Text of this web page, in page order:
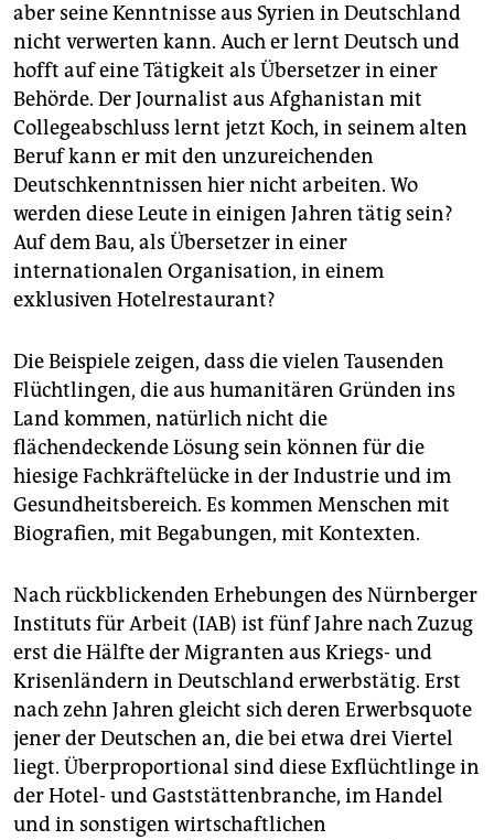
aber seine Kenntnisse aus Syrien in Deutschland
nicht verwerten kann. Auch er lernt Deutsch und
hofft auf eine Tätigkeit als Übersetzer in einer
Behörde. Der Journalist aus Afghanistan mit
Collegeabschluss lernt jetzt Koch, in seinem alten
Beruf kann er mit den unzureichenden
Deutschkenntnissen hier nicht arbeiten. Wo
werden diese Leute in einigen Jahren tätig sein?
Auf dem Bau, als Übersetzer in einer
internationalen Organisation, in einem
exklusiven Hotelrestaurant?
Die Beispiele zeigen, dass die vielen Tausenden
Flüchtlingen, die aus humanitären Gründen ins
Land kommen, natürlich nicht die
flächendeckende Lösung sein können für die
hiesige Fachkräftelücke in der Industrie und im
Gesundheitsbereich. Es kommen Menschen mit
Biografien, mit Begabungen, mit Kontexten.
Nach rückblickenden Erhebungen des Nürnberger
Instituts für Arbeit (IAB) ist fünf Jahre nach Zuzug
erst die Hälfte der Migranten aus Kriegs- und
Krisenländern in Deutschland erwerbstätig. Erst
nach zehn Jahren gleicht sich deren Erwerbsquote
jener der Deutschen an, die bei etwa drei Viertel
liegt. Überproportional sind diese Exflüchtlinge in
der Hotel- und Gaststättenbranche, im Handel
und in sonstigen wirtschaftlichen